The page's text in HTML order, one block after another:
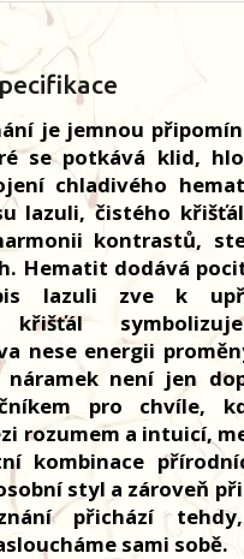
je jemnou
se potkává klid,
chladivého
lazuli, čistého
kontrastů,
Hematit dodává
lazuli zve k
křišťál
nese energii
není jen
pro chvíle,
rozumem a intuicí,
kombinace
styl a zároveň
přichází
sami sobě.